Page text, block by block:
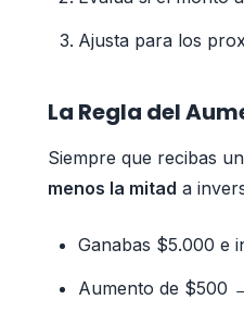
Ajusta para los
La Regla del
Siempre que recibas
menos la mitad a
Ganabas $5.000 e
Aumento de $500